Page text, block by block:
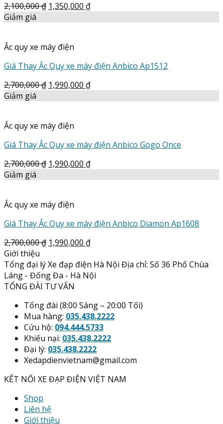
2,100,000₫ 1,350,000 ₫
Giảm giá
Ắc quy xe máy điện
Giá Thay Ắc Quy xe máy điện Anbico Ap1512
2,700,000₫ 1,990,000 ₫
Giảm giá
Ắc quy xe máy điện
Giá Thay Ắc Quy xe máy điện Anbico Gogo Once
2,700,000₫ 1,990,000 ₫
Giảm giá
Ắc quy xe máy điện
Giá Thay Ắc Quy xe máy điện Anbico Diamon Ap1608
2,700,000₫ 1,990,000 ₫
Giới thiệu
Tổng đại lý Xe đạp điện Hà Nội Địa chỉ: Số 36 Phố Chùa
Láng - Đống Đa - Hà Nội
TỔNG ĐÀI TƯ VẤN
Tổng đài (8:00 Sáng – 20:00 Tối)
Mua hàng: 035.438.2222
Cứu hộ: 094.444.5733
Khiếu nại: 035.438.2222
Đại lý: 035.438.2222
Xedapdienvietnam@gmail.com
KẾT NỐI XE ĐẠP ĐIỆN VIỆT NAM
Shop
Liên hệ
Giới thiệu